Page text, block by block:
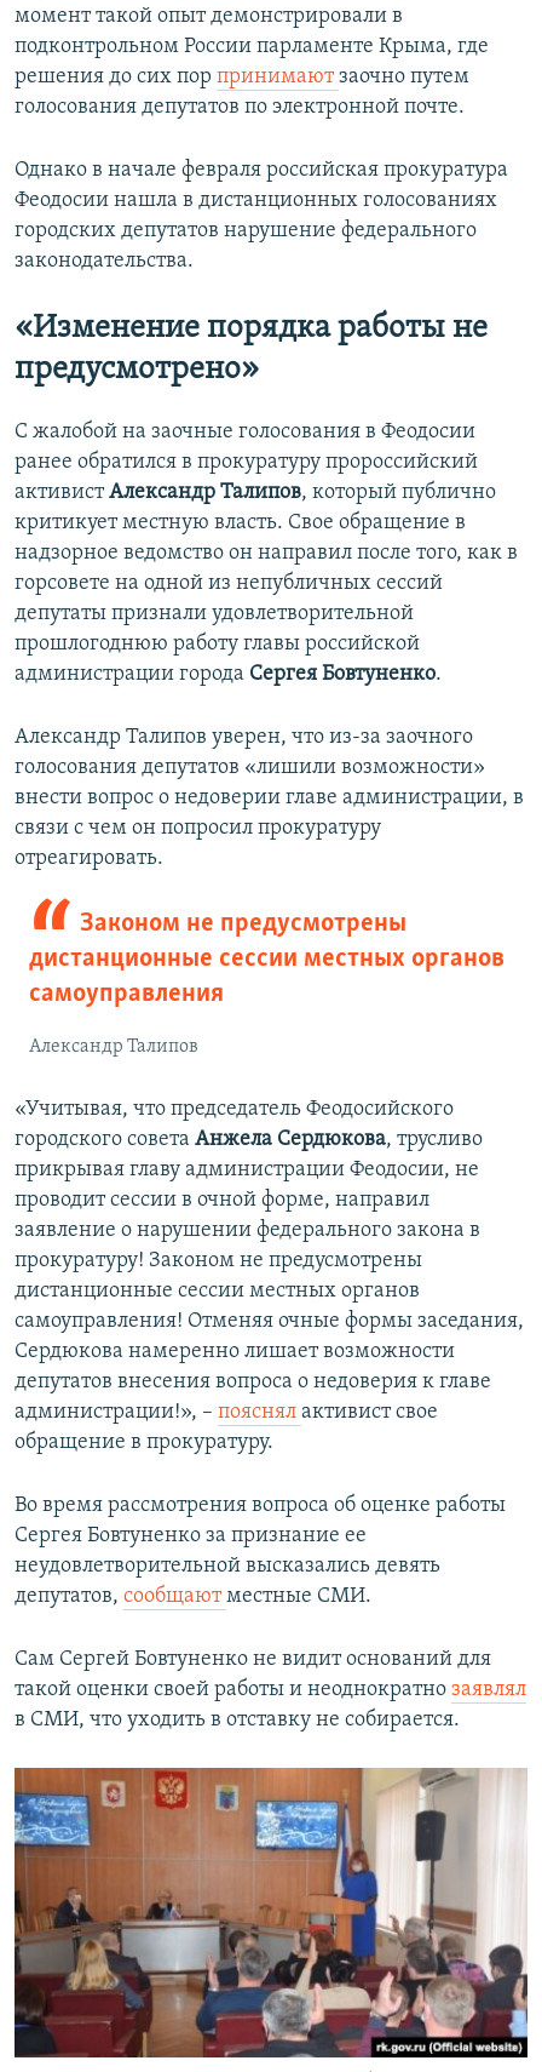
момент такой опыт демонстрировали в
подконтрольном России парламенте Крыма, где
решения до сих пор принимаютзаочно путем
голосования депутатов по электронной почте.
Однако в начале февраля российская прокуратура
Феодосии нашла в дистанционных голосованиях
городских депутатов нарушение федерального
законодательства.
«Изменение порядка работы не
предусмотрено»
С жалобой на заочные голосования в Феодосии
ранее обратился в прокуратуру пророссийский
активистАлександр Талипов, который публично
критикует местную власть. Свое обращение в
надзорное ведомство он направил после того, как в
горсовете на одной из непубличных сессий
депутаты признали удовлетворительной
прошлогоднюю работу главы российской
администрации города Сергея Бовтуненко.
Александр Талипов уверен, что из-за заочного
голосования депутатов «лишили возможности»
внести вопрос о недоверии главе администрации, в
связи с чем он попросил прокуратуру
отреагировать.
Законом не предусмотрены
дистанционные сессии местных органов
самоуправления
Александр Талипов
«Учитывая, что председатель Феодосийского
городского совета Анжела Сердюкова, трусливо
прикрывая главу администрации Феодосии, не
проводит сессии в очной форме, направил
заявление о нарушении федерального закона в
прокуратуру! Законом не предусмотрены
дистанционные сессии местных органов
самоуправления! Отменяя очные формы заседания,
Сердюкова намеренно лишает возможности
депутатов внесения вопроса о недоверия к главе
администрации!», – пояснял активист свое
обращение в прокуратуру.
Во время рассмотрения вопроса об оценке работы
Сергея Бовтуненко за признание ее
неудовлетворительной высказались девять
депутатов, сообщаютместные СМИ.
Сам Сергей Бовтуненко не видит оснований для
такой оценки своей работы и неоднократно заявлял
в СМИ, что уходить в отставку не собирается.